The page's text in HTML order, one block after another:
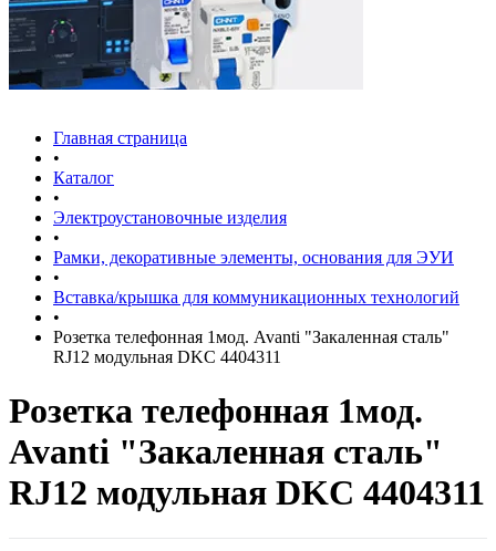
Главная страница
•
Каталог
•
Электроустановочные изделия
•
Рамки, декоративные элементы, основания для ЭУИ
•
Вставка/крышка для коммуникационных технологий
•
Розетка телефонная 1мод. Avanti "Закаленная сталь"
RJ12 модульная DKC 4404311
Розетка телефонная 1мод.
Avanti "Закаленная сталь"
RJ12 модульная DKC 4404311